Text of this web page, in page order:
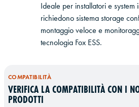
Ideale per installatori e system
richiedono sistema storage
montaggio veloce e
tecnologia Fox ESS.
COMPATIBILITÀ
VERIFICA LA COMPATIBILITÀ CON I
PRODOTTI